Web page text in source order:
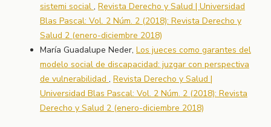
sistemi social , Revista Derecho y Salud | Universidad
Blas Pascal: Vol. 2 Núm. 2 (2018): Revista Derecho y
Salud 2 (enero-diciembre 2018)
María Guadalupe Neder, Los jueces como garantes del
modelo social de discapacidad: juzgar con perspectiva
de vulnerabilidad , Revista Derecho y Salud |
Universidad Blas Pascal: Vol. 2 Núm. 2 (2018): Revista
Derecho y Salud 2 (enero-diciembre 2018)